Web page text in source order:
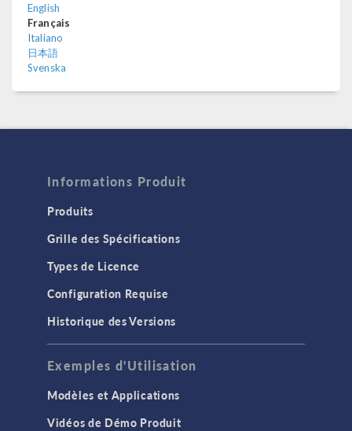
English
Français
Italiano
日本語
Svenska
Informations Produit
Produits
Grille des Spécifications
Types de Licence
Configuration Requise
Historique des Versions
Exemples d'Utilisation
Modèles et Applications
Vidéos de Démo Produit